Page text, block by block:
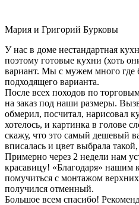
Мария и Григорий Бурковы
У нас в доме нестандартная
поэтому готовые кухни (хоть
вариант. Мы с мужем много
подходящего варианта.
После всех походов по
на заказ под наши размеры.
обмерил, посчитал, нарисовал
хотелось, и картинка в голове
скажу, что это самый дешевый
вписалась и цвет выбрала
Примерно через 2 недели нам
красавицу! «Благодаря»
помучиться с монтажом
получился отменный.
Большое всем спасибо!